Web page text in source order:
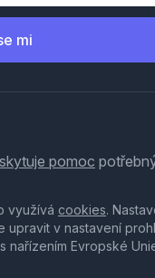
mi
pomoc
využívá cookies.
upravit v nastavení
nařízením Evropské